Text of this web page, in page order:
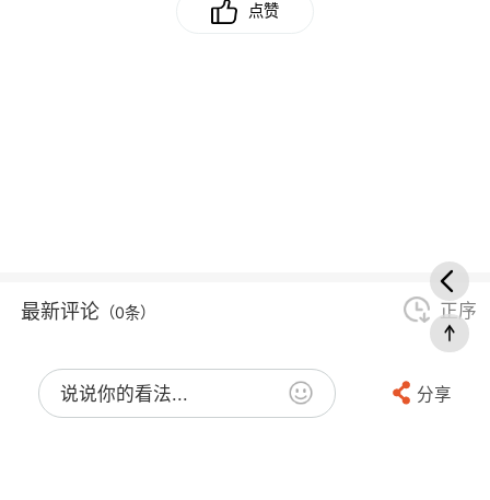
点赞
最新评论 （0条） 正序
说说你的看法... 分享